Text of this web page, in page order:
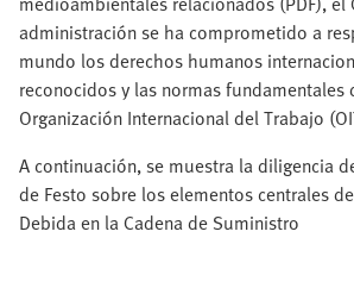
administración se ha comprometido a
mundo los derechos humanos
reconocidos y las normas
Organización Internacional del Trabajo
A continuación, se muestra la diligencia
de Festo sobre los elementos centrales
Debida en la Cadena de Suministro